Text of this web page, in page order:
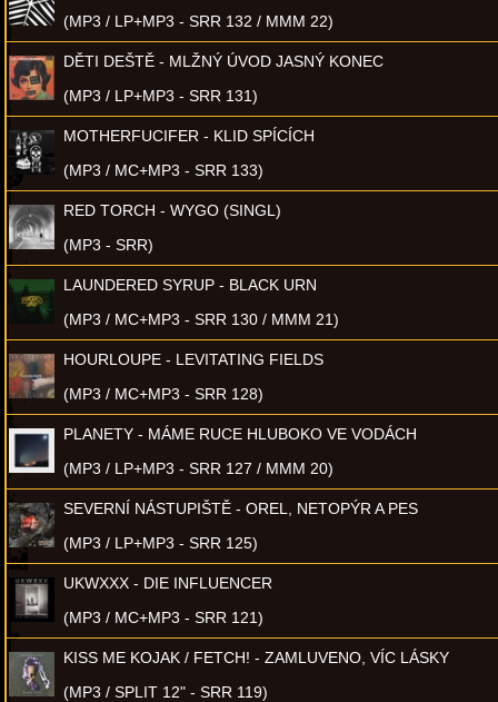
(MP3 / LP+MP3 - SRR 132 / MMM 22)
DĚTI DEŠTĚ - MLŽNÝ ÚVOD JASNÝ KONEC
(MP3 / LP+MP3 - SRR 131)
MOTHERFUCIFER - KLID SPÍCÍCH
(MP3 / MC+MP3 - SRR 133)
RED TORCH - WYGO (SINGL)
(MP3 - SRR)
LAUNDERED SYRUP - BLACK URN
(MP3 / MC+MP3 - SRR 130 / MMM 21)
HOURLOUPE - LEVITATING FIELDS
(MP3 / MC+MP3 - SRR 128)
PLANETY - MÁME RUCE HLUBOKO VE VODÁCH
(MP3 / LP+MP3 - SRR 127 / MMM 20)
SEVERNÍ NÁSTUPIŠTĚ - OREL, NETOPÝR A PES
(MP3 / LP+MP3 - SRR 125)
UKWXXX - DIE INFLUENCER
(MP3 / MC+MP3 - SRR 121)
KISS ME KOJAK / FETCH! - ZAMLUVENO, VÍC LÁSKY
(MP3 / SPLIT 12" - SRR 119)